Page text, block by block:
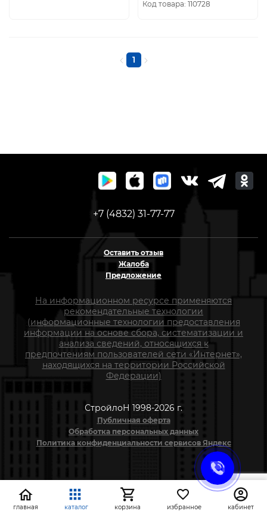
Код товара: 110728
1
+7 (4832) 31-77-77
Оставить отзыв
Жалоба
Предложение
На информационном ресурсе применяются
рекомендательные технологии
(информационные технологии предоставления
информации на основе сбора, систематизации и
анализа сведений, относящихся к
предпочтениям пользователей сети «Интернет»,
находящихся на территории Российской
Федерации)
СтройлоН 1998-2026 г.
Публичная оферта
Обработка персональных данных
Политика конфиденциальности сервисов Яндекс
главная каталог корзина избранное кабинет